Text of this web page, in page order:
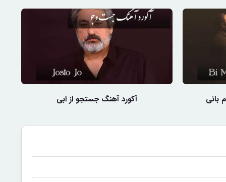
بانی آکورد آهنگ جستجو از ابی